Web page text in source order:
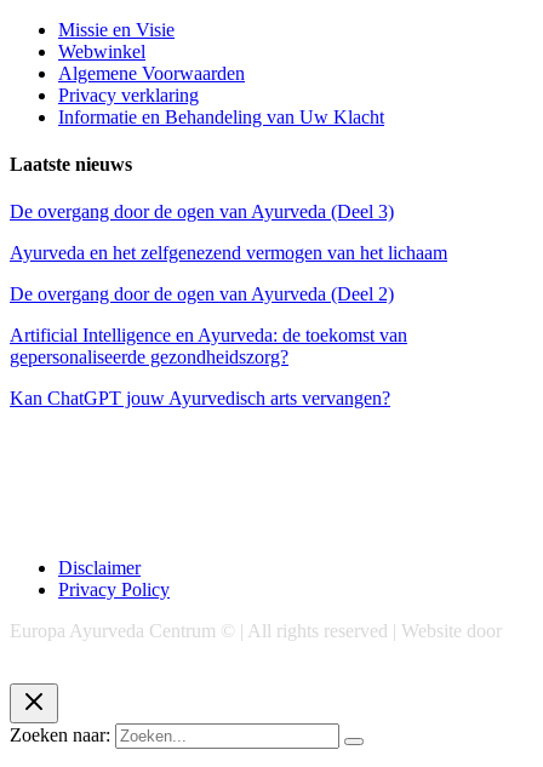
Missie en Visie
Webwinkel
Algemene Voorwaarden
Privacy verklaring
Informatie en Behandeling van Uw Klacht
Laatste nieuws
De overgang door de ogen van Ayurveda (Deel 3)
Ayurveda en het zelfgenezend vermogen van het lichaam
De overgang door de ogen van Ayurveda (Deel 2)
Artificial Intelligence en Ayurveda: de toekomst van
gepersonaliseerde gezondheidszorg?
Kan ChatGPT jouw Ayurvedisch arts vervangen?
Disclaimer
Privacy Policy
Europa Ayurveda Centrum © | All rights reserved | Website door
Zoeken naar: